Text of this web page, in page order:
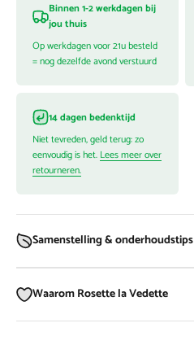
Binnen 1-2 werkdagen bij
jou thuis
Op werkdagen voor 21u besteld
= nog dezelfde avond verstuurd
14 dagen bedenktijd
Niet tevreden, geld terug: zo
eenvoudig is het. Lees meer over
retourneren.
Samenstelling & onderhoudstips
Waarom Rosette la Vedette